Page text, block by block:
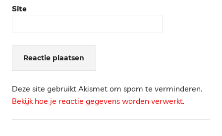
Site
Deze site gebruikt Akismet om spam te verminderen.
Bekijk hoe je reactie gegevens worden verwerkt.